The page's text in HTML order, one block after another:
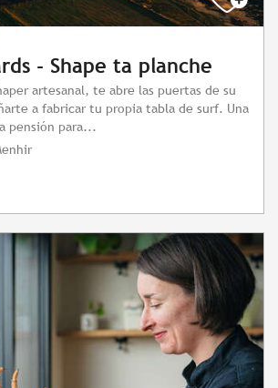
- Shape ta planche
artesanal, te abre las puertas de su
a fabricar tu propia tabla de surf. Una
pensión para...